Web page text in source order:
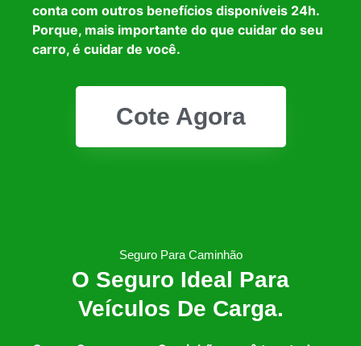
conta com outros benefícios disponíveis 24h.
Porque, mais importante do que cuidar do seu
carro, é cuidar de você.
Cote Agora
Seguro Para Caminhão
O Seguro Ideal Para
Veículos De Carga.